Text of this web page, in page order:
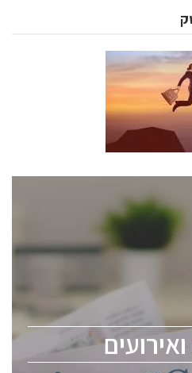
ואירועים
כולל מהנדסים,
ChipEx2026 will be held